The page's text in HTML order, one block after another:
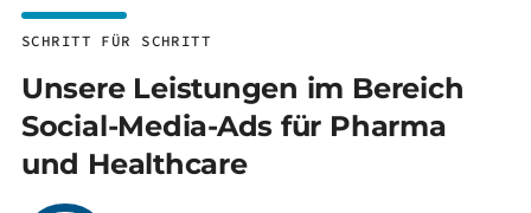
SCHRITT FÜR SCHRITT
Unsere Leistungen im Bereich
Social-Media-Ads für Pharma
und Healthcare